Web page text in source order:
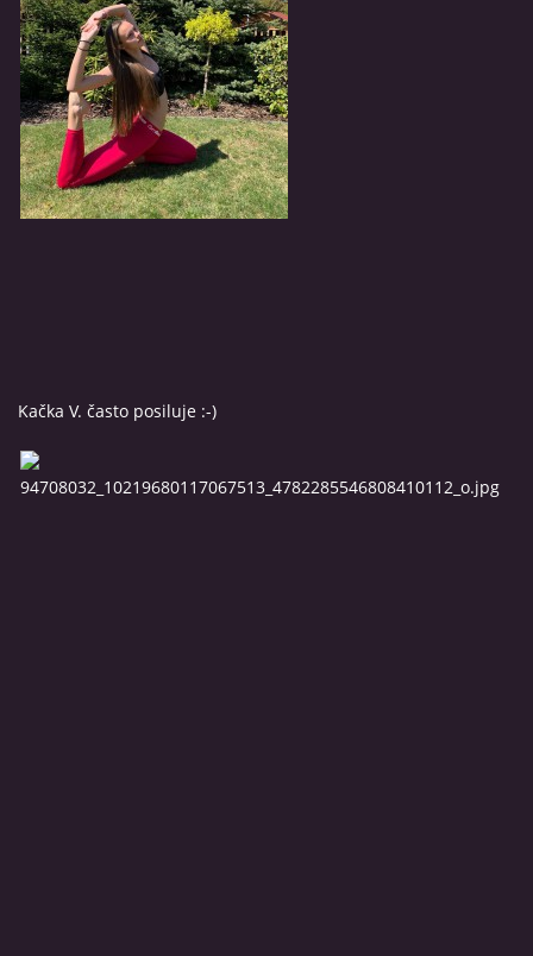
Kačka V. často posiluje :-)